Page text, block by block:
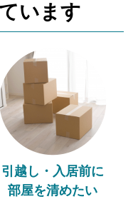
います
引越し・入居前に
部屋を清めたい